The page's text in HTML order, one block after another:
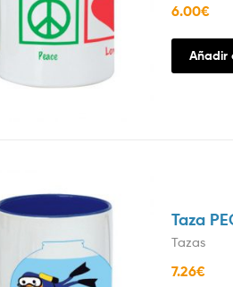
6.00€
Añadir
Taza
Tazas
7.26€